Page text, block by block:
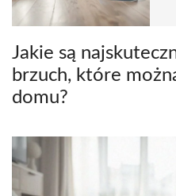
Jakie są
brzuch, które
domu?